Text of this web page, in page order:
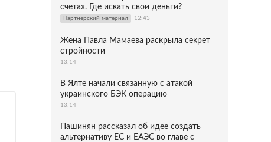
счетах. Где искать свои деньги?
12:43
Партнерский материал
Жена Павла Мамаева раскрыла секрет
стройности
13:14
В Ялте начали связанную с атакой
украинского БЭК операцию
13:14
Пашинян рассказал об идее создать
альтернативу ЕС и ЕАЭС во главе с